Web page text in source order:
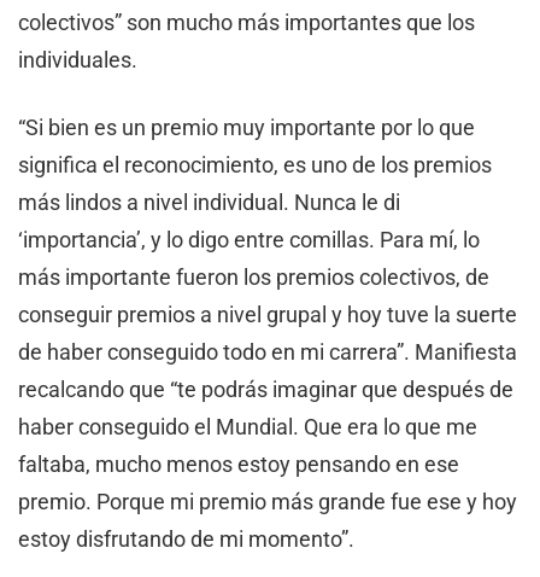
colectivos” son mucho más importantes que los
individuales.
“Si bien es un premio muy importante por lo que
significa el reconocimiento, es uno de los premios
más lindos a nivel individual. Nunca le di
‘importancia’, y lo digo entre comillas. Para mí, lo
más importante fueron los premios colectivos, de
conseguir premios a nivel grupal y hoy tuve la suerte
de haber conseguido todo en mi carrera”. Manifiesta
recalcando que “te podrás imaginar que después de
haber conseguido el Mundial. Que era lo que me
faltaba, mucho menos estoy pensando en ese
premio. Porque mi premio más grande fue ese y hoy
estoy disfrutando de mi momento”.